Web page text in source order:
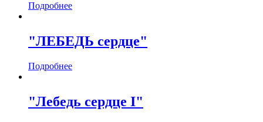
Подробнее
"ЛЕБЕДЬ сердце"
Подробнее
"Лебедь сердце I"